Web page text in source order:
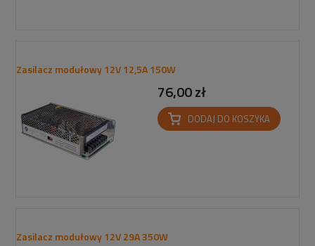
Zasilacz modułowy 12V 12,5A 150W
76,00 zł
DODAJ DO KOSZYKA
Zasilacz modułowy 12V 29A 350W